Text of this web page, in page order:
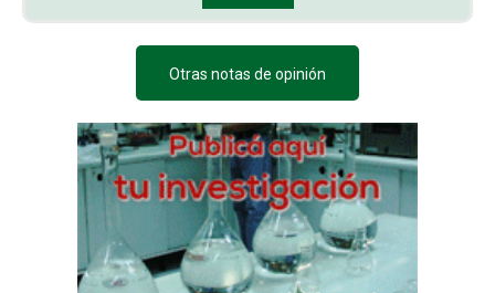
Otras notas de opinión